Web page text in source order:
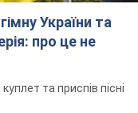
України та
про це не
та приспів пісні